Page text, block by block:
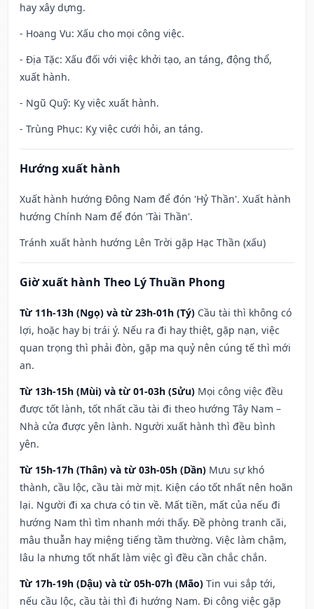
hay xây dựng.
- Hoang Vu: Xấu cho mọi công việc.
- Địa Tặc: Xấu đối với việc khởi tạo, an táng, động thổ,
xuất hành.
- Ngũ Quỹ: Kỵ việc xuất hành.
- Trùng Phục: Kỵ việc cưới hỏi, an táng.
Hướng xuất hành
Xuất hành hướng Đông Nam để đón 'Hỷ Thần'. Xuất hành
hướng Chính Nam để đón 'Tài Thần'.
Tránh xuất hành hướng Lên Trời gặp Hạc Thần (xấu)
Giờ xuất hành Theo Lý Thuần Phong
Từ 11h-13h (Ngọ) và từ 23h-01h (Tý) Cầu tài thì không có
lợi, hoặc hay bị trái ý. Nếu ra đi hay thiệt, gặp nạn, việc
quan trọng thì phải đòn, gặp ma quỷ nên cúng tế thì mới
an.
Từ 13h-15h (Mùi) và từ 01-03h (Sửu) Mọi công việc đều
được tốt lành, tốt nhất cầu tài đi theo hướng Tây Nam –
Nhà cửa được yên lành. Người xuất hành thì đều bình
yên.
Từ 15h-17h (Thân) và từ 03h-05h (Dần) Mưu sự khó
thành, cầu lộc, cầu tài mờ mịt. Kiện cáo tốt nhất nên hoãn
lại. Người đi xa chưa có tin về. Mất tiền, mất của nếu đi
hướng Nam thì tìm nhanh mới thấy. Đề phòng tranh cãi,
mâu thuẫn hay miệng tiếng tầm thường. Việc làm chậm,
lâu la nhưng tốt nhất làm việc gì đều cần chắc chắn.
Từ 17h-19h (Dậu) và từ 05h-07h (Mão) Tin vui sắp tới,
nếu cầu lộc, cầu tài thì đi hướng Nam. Đi công việc gặp